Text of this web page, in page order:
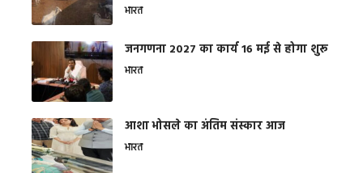
भारत
जनगणना 2027 का कार्य 16 मई से होगा शुरू
भारत
आशा भोसले का अंतिम संस्कार आज
भारत